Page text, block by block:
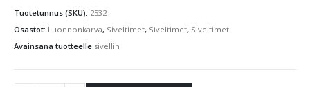
Tuotetunnus (SKU): 2532
Osastot: Luonnonkarva, Siveltimet, Siveltimet, Siveltimet
Avainsana tuotteelle sivellin